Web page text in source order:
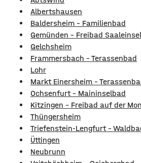
Albertshausen
Baldersheim - Familienbad
Gemünden - Freibad Saaleinsel
Gelchsheim
Frammersbach - Terassenbad
Lohr
Markt Einersheim -
Ochsenfurt – Maininselbad
Kitzingen - Freibad auf der
Thüngersheim
Triefenstein-Lengfurt -
Üttingen
Neubrunn